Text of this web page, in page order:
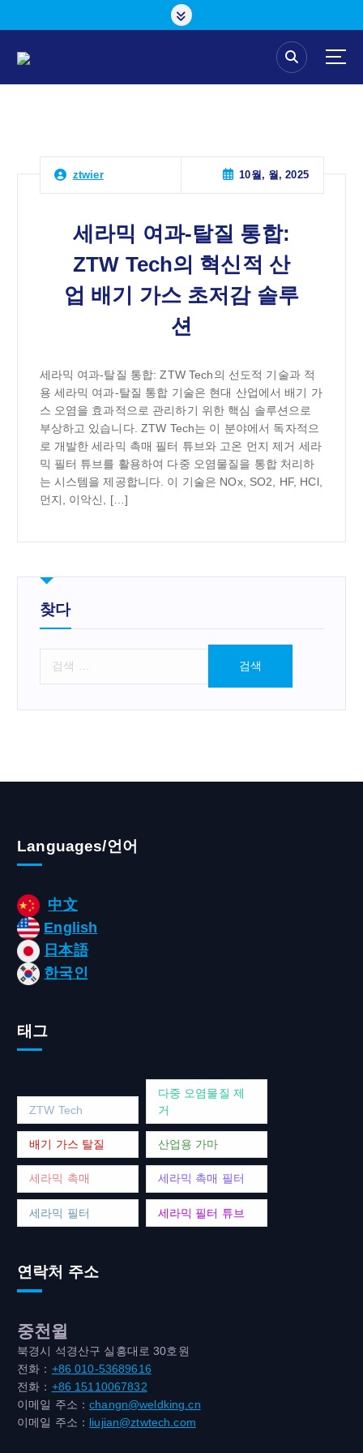
ztwier 10월, 월, 2025
세라믹 여과-탈질 통합:
ZTW Tech의 혁신적 산
업 배기 가스 초저감 솔루
션
세라믹 여과-탈질 통합: ZTW Tech의 선도적 기술과 적
용 세라믹 여과-탈질 통합 기술은 현대 산업에서 배기 가
스 오염을 효과적으로 관리하기 위한 핵심 솔루션으로
부상하고 있습니다. ZTW Tech는 이 분야에서 독자적으
로 개발한 세라믹 촉매 필터 튜브와 고온 먼지 제거 세라
믹 필터 튜브를 활용하여 다중 오염물질을 통합 처리하
는 시스템을 제공합니다. 이 기술은 NOx, SO2, HF, HCl,
먼지, 이악신, […]
찾다
Languages/언어
中文
English
日本語
한국인
태그
ZTW Tech
다중 오염물질 제
거
배기 가스 탈질 산업용 가마
세라믹 촉매 세라믹 촉매 필터
세라믹 필터 세라믹 필터 튜브
연락처 주소
중천윌
북경시 석경산구 실흥대로 30호원
전화： +86 010-53689616
전화： +86 15110067832
이메일 주소：changn@weldking.cn
이메일 주소： liujian@ztwtech.com